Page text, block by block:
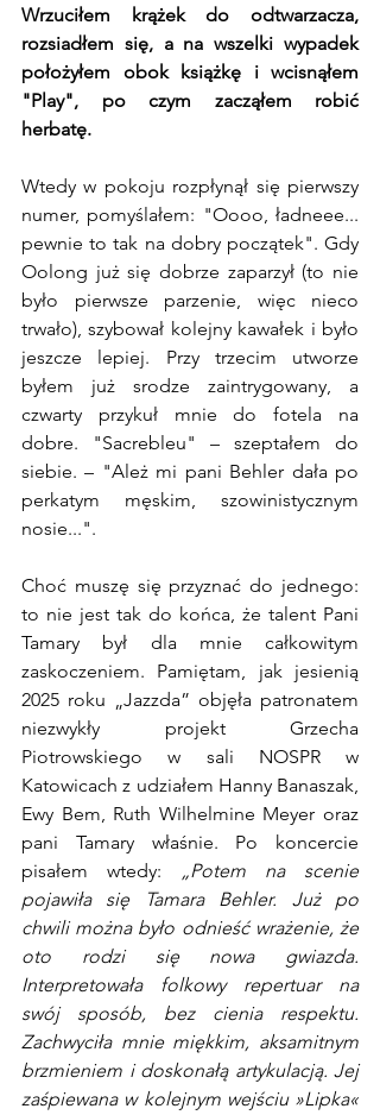
Wrzuciłem krążek do odtwarzacza,
rozsiadłem się, a na wszelki wypadek
położyłem obok książkę i wcisnąłem
"Play", po czym zacząłem robić
herbatę.
Wtedy w pokoju rozpłynął się pierwszy
numer, pomyślałem: "Oooo, ładneee...
pewnie to tak na dobry początek". Gdy
Oolong już się dobrze zaparzył (to nie
było pierwsze parzenie, więc nieco
trwało), szybował kolejny kawałek i było
jeszcze lepiej. Przy trzecim utworze
byłem już srodze zaintrygowany, a
czwarty przykuł mnie do fotela na
dobre. "Sacrebleu" – szeptałem do
siebie. – "Ależ mi pani Behler dała po
perkatym męskim, szowinistycznym
nosie...".
Choć muszę się przyznać do jednego:
to nie jest tak do końca, że talent Pani
Tamary był dla mnie całkowitym
zaskoczeniem. Pamiętam, jak jesienią
2025 roku „Jazzda” objęła patronatem
niezwykły projekt Grzecha
Piotrowskiego w sali NOSPR w
Katowicach z udziałem Hanny Banaszak,
Ewy Bem, Ruth Wilhelmine Meyer oraz
pani Tamary właśnie. Po koncercie
pisałem wtedy:
„Potem na scenie
pojawiła się Tamara Behler. Już po
chwili można było odnieść wrażenie, że
oto rodzi się nowa gwiazda.
Interpretowała folkowy repertuar na
swój sposób, bez cienia respektu.
Zachwyciła mnie miękkim, aksamitnym
brzmieniem i doskonałą artykulacją. Jej
zaśpiewana w kolejnym wejściu »Lipka«